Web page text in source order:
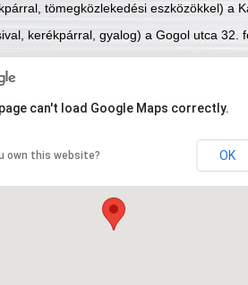
tömegközlekedési eszközökkel) a
kerékpárral, gyalog) a Gogol utca 32.
can't load Google Maps correctly.
own this website? OK